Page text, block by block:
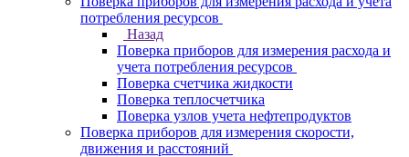
потребления ресурсов
Назад
Поверка приборов для измерения расхода и
учета потребления ресурсов
Поверка счетчика жидкости
Поверка теплосчетчика
Поверка узлов учета нефтепродуктов
Поверка приборов для измерения скорости,
движения и расстояний